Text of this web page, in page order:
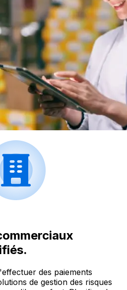
des paiements
de gestion des risques